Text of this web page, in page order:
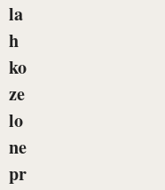
la
h
ko
ze
lo
ne
pr